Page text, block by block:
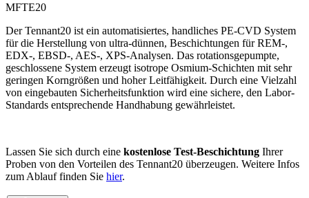
MFTE20
Der Tennant20 ist ein automatisiertes, handliches PE-CVD System
für die Herstellung von ultra-dünnen, Beschichtungen für REM-,
EDX-, EBSD-, AES-, XPS-Analysen. Das rotationsgepumpte,
geschlossene System erzeugt isotrope Osmium-Schichten mit sehr
geringen Korngrößen und hoher Leitfähigkeit. Durch eine Vielzahl
von eingebauten Sicherheitsfunktion wird eine sichere, den Labor-
Standards entsprechende Handhabung gewährleistet.
Lassen Sie sich durch eine kostenlose Test-Beschichtung Ihrer
Proben von den Vorteilen des Tennant20 überzeugen. Weitere Infos
zum Ablauf finden Sie hier.